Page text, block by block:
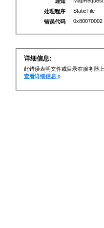
处理程序
StaticFile
错误代码
0x80070002
详细信息:
此错误表明文件或目录在服务器
查看详细信息 »